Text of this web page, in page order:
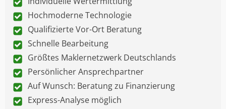
Hochmoderne Technologie
Qualifizierte Vor-Ort Beratung
Schnelle Bearbeitung
Größtes Maklernetzwerk Deutschlands
Persönlicher Ansprechpartner
Auf Wunsch: Beratung zu Finanzierung
Express-Analyse möglich